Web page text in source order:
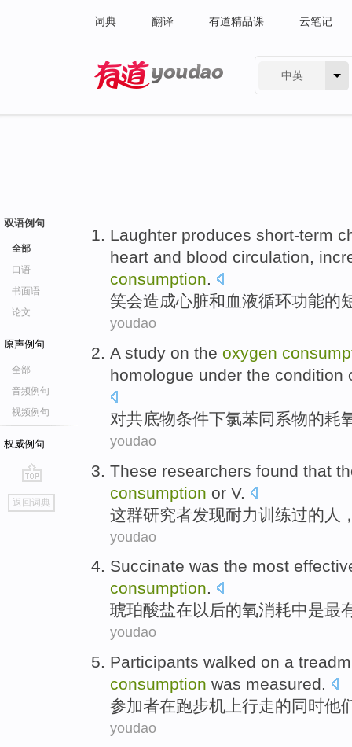
词典 翻译 有道精品课 云笔记
中英
双语例句
全部
口语
书面语
论文
原声例句
全部
音频例句
视频例句
权威例句
go
top
返回词典
Laughter produces short-term
heart and blood circulation,
consumption.
笑会造成心脏和 血液循环功能的
youdao
A study on the oxygen
homologue under the condition
对共底物条件下氯苯同系物的耗
youdao
These researchers found that
consumption or V.
这群研究者发现耐力训练过的 人
youdao
Succinate was the most
consumption.
琥珀酸盐在以后的氧消耗中是最
youdao
Participants walked on a
consumption was measured.
参加者在跑步机上行走的同时他
youdao